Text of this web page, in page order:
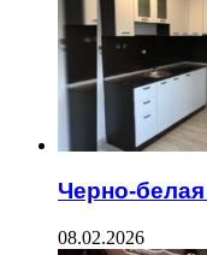
Черно-белая
08.02.2026